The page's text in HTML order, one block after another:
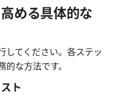
める具体的な
してください。各ステッ
な方法です。
ト